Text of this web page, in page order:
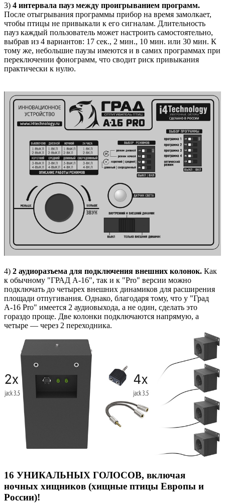
3) 4 интервала пауз между проигрыванием программ.
После отыгрывания программы прибор на время замолкает,
чтобы птицы не привыкали к его сигналам. Длительность
пауз каждый пользователь может настроить самостоятельно,
выбрав из 4 вариантов: 17 сек., 2 мин., 10 мин. или 30 мин. К
тому же, небольшие паузы имеются и в самих программах при
переключении фонограмм, что сводит риск привыкания
практически к нулю.
4) 2 аудиоразъема для подключения внешних колонок. Как
к обычному "ГРАД А-16", так и к "Pro" версии можно
подключать до четырех внешних динамиков для расширения
площади отпугивания. Однако, благодаря тому, что у "Град
А-16 Pro" имеется 2 аудиовыхода, а не один, сделать это
гораздо проще. Две колонки подключаются напрямую, а
четыре — через 2 переходника.
16 УНИКАЛЬНЫХ ГОЛОСОВ, включая
ночных хищников (хищные птицы Европы и
России)!